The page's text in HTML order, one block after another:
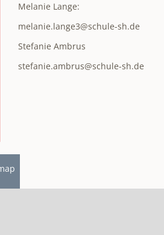
Melanie Lange:
melanie.lange3@schule-sh.de
Stefanie Ambrus
stefanie.ambrus@schule-sh.de